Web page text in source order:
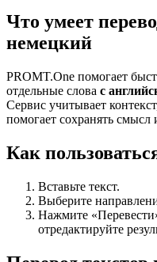
Что умеет
немецкий
PROMT.One помогает
отдельные слова с
Сервис учитывает
помогает сохранять смысл
Как
Вставьте текст.
Выберите
Нажмите
отредактируйте